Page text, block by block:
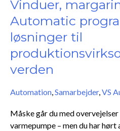
Vinduer,
Automatic
løsninger til
verden
Automation,Samarbejder,VS
Måske går du med
varmepumpe – men du har
VS
Automatic
programmerer
løsninger
til
hele
verden